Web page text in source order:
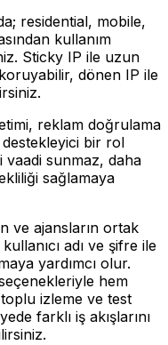
residential, mobile,
kullanım
Sticky IP ile uzun
koruyabilir, dönen IP ile
reklam doğrulama
bir rol
sunmaz, daha
sağlamaya
ve ajansların ortak
adı ve şifre ile
yardımcı olur.
hem
izleme ve test
farklı iş akışlarını